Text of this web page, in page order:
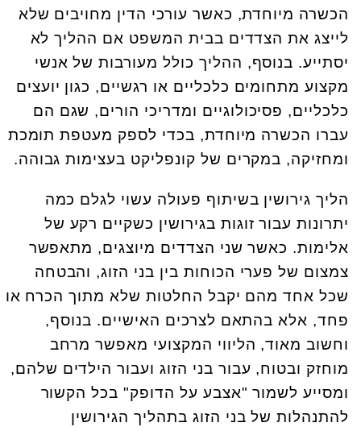
הכשרה מיוחדת, כאשר עורכי הדין מחויבים שלא
לייצג את הצדדים בבית המשפט אם ההליך לא
יסתייע. בנוסף, ההליך כולל מעורבות של אנשי
מקצוע מתחומים כלכליים או רגשיים, כגון יועצים
כלכליים, פסיכולוגיים ומדריכי הורים, שגם הם
עברו הכשרה מיוחדת, בכדי לספק מעטפת תומכת
ומחזיקה, במקרים של קונפליקט בעצימות גבוהה.
הליך גירושין בשיתוף פעולה עשוי לגלם כמה
יתרונות עבור זוגות בגירושין כשקיים רקע של
אלימות. כאשר שני הצדדים מיוצגים, מתאפשר
צמצום של פערי הכוחות בין בני הזוג, והבטחה
שכל אחד מהם יקבל החלטות שלא מתוך הכרח או
פחד, אלא בהתאם לצרכים האישיים. בנוסף,
וחשוב מאוד, הליווי המקצועי מאפשר מרחב
מוחזק ובטוח, עבור בני הזוג ועבור הילדים שלהם,
ומסייע לשמור "אצבע על הדופק" בכל הקשור
להתנהלות של בני הזוג בתהליך הגירושין